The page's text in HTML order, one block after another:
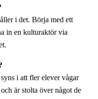
i det. Börja med ett
in en kulturaktör via
i att fler elever vågar
är stolta över något de